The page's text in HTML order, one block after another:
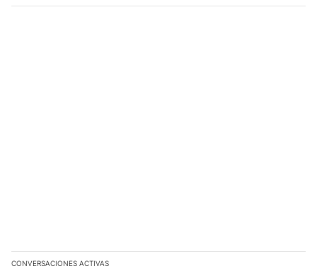
CONVERSACIONES ACTIVAS